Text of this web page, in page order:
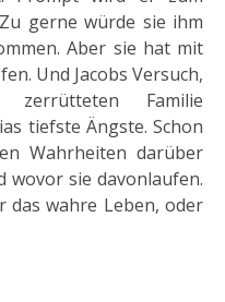
gerne würde sie ihm
Aber sie hat mit
Und Jacobs Versuch,
Familie
tiefste Ängste. Schon
Wahrheiten darüber
sie davonlaufen.
wahre Leben, oder